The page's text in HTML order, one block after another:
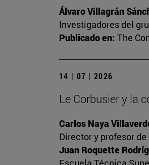
Álvaro Villagrán
Investigadores del
Publicado en: The
14 | 07 | 2026
Le Corbusier y la
Carlos Naya
Director y profesor
Juan Roquette